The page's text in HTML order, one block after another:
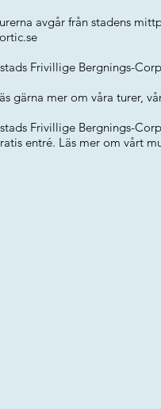
avgår från stadens
Frivillige Bergnings-
gärna mer om våra turer,
Frivillige Bergnings-
entré. Läs mer om vårt